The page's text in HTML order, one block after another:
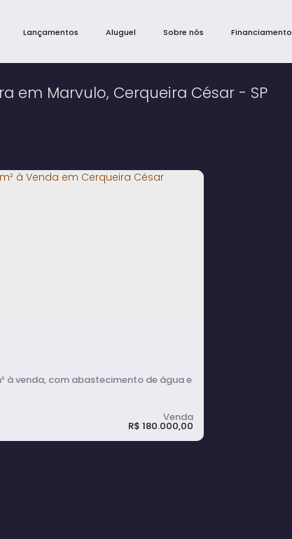
Financiamento
Sobre nós
Aluguel
Lançamentos
em Marvulo, Cerqueira César - SP
R$ 180.000,00
à venda, com abastecimento de água e